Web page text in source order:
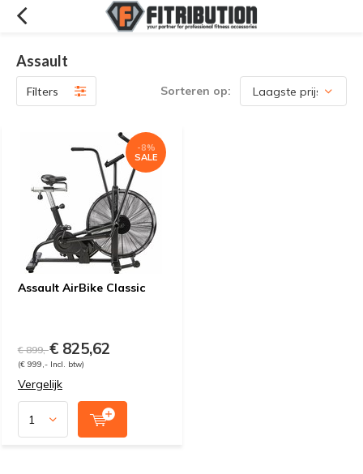
Assault
Filters Sorteren op:
Assault AirBike Classic
-8%
SALE
€ 899,-€ 825,62
(€ 999,- Incl. btw)
Vergelijk